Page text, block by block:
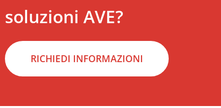
soluzioni AVE?
RICHIEDI INFORMAZIONI